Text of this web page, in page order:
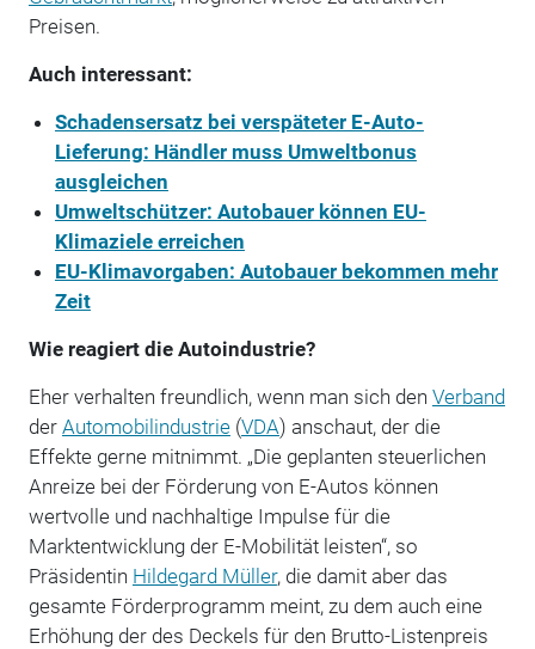
Preisen.
Auch interessant:
Schadensersatz bei verspäteter E-Auto-
Lieferung: Händler muss Umweltbonus
ausgleichen
Umweltschützer: Autobauer können EU-
Klimaziele erreichen
EU-Klimavorgaben: Autobauer bekommen mehr
Zeit
Wie reagiert die Autoindustrie?
Eher verhalten freundlich, wenn man sich den Verband
der Automobilindustrie(VDA) anschaut, der die
Effekte gerne mitnimmt. „Die geplanten steuerlichen
Anreize bei der Förderung von E-Autos können
wertvolle und nachhaltige Impulse für die
Marktentwicklung der E-Mobilität leisten“, so
Präsidentin Hildegard Müller, die damit aber das
gesamte Förderprogramm meint, zu dem auch eine
Erhöhung der des Deckels für den Brutto-Listenpreis